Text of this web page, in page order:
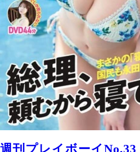
週刊プレイボーイNo.33